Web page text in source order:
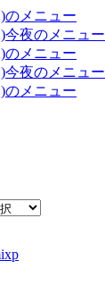
のメニュー
今夜のメニュー
のメニュー
今夜のメニュー
のメニュー